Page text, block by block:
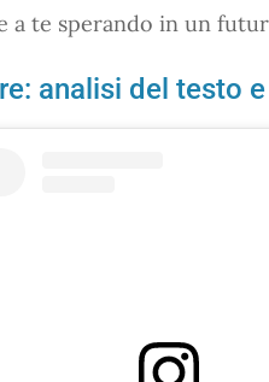
a te sperando in un
analisi del testo